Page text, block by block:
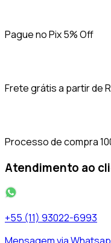
Pague no Pix 5% Off
Frete grátis a partir de
Processo de compra
Atendimento ao
+55 (11) 93022-6993